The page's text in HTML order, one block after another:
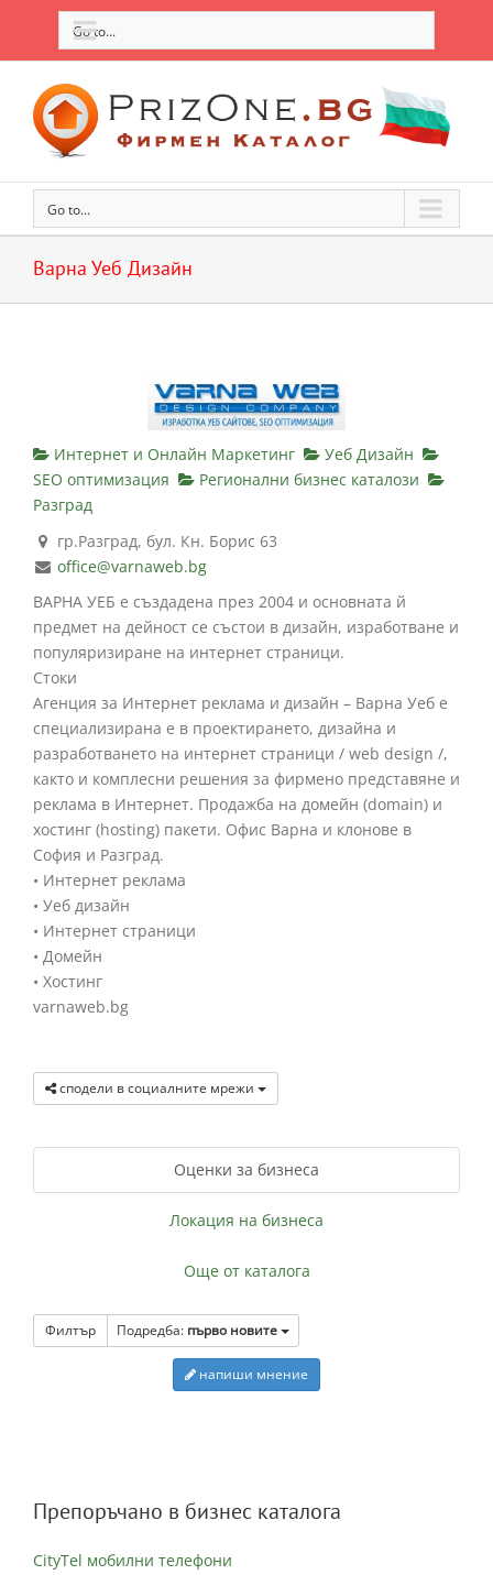
Go to...
Go to...
Варна Уеб Дизайн
Интернет и Онлайн Маркетинг
Уеб Дизайн
SEO оптимизация
Регионални бизнес каталози
Разград
гр.Разград, бул. Кн. Борис 63
office@varnaweb.bg
ВАРНА УЕБ е създадена през 2004 и основната й
предмет на дейност се състои в дизайн, изработване и
популяризиране на интернет страници.
Стоки
Агенция за Интернет реклама и дизайн – Варна Уеб е
специализирана е в проектирането, дизайна и
разработването на интернет страници / web design /,
както и комплесни решения за фирмено представяне и
реклама в Интернет. Продажба на домейн (domain) и
хостинг (hosting) пакети. Офис Варна и клонове в
София и Разград.
• Интернет реклама
• Уеб дизайн
• Интернет страници
• Домейн
• Хостинг
varnaweb.bg
сподели в социалните мрежи
Оценки за бизнеса
Локация на бизнеса
Още от каталога
Филтър Подредба: първо новите
напиши мнение
Препоръчано в бизнес каталога
CityTel мобилни телефони